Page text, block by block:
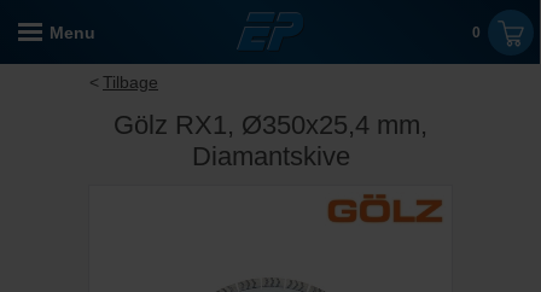
Menu 0
Tilbage
Gölz RX1, Ø350x25,4 mm,
Diamantskive